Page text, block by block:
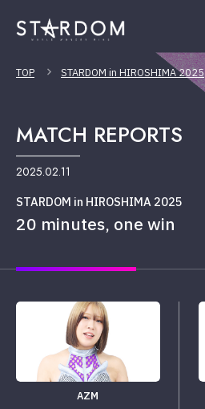
TOP STARDOM in HIROSHIMA 2025
MATCH REPORTS
2025.02.11
STARDOM in HIROSHIMA 2025
20 minutes, one win
AZM